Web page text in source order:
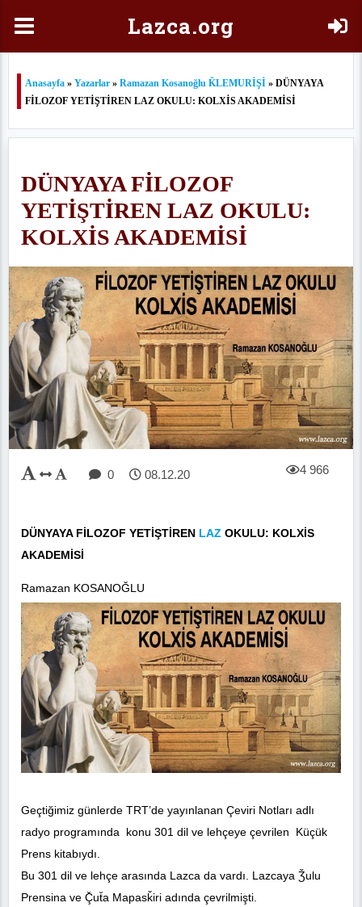
Lazca.org
Anasayfa » Yazarlar » Ramazan Kosanoğlu ǨLEMURİŞİ » DÜNYAYA
FİLOZOF YETİŞTİREN LAZ OKULU: KOLXİS AKADEMİSİ
DÜNYAYA FİLOZOF
YETİŞTİREN LAZ OKULU:
KOLXİS AKADEMİSİ
0 08.12.20 4 966
DÜNYAYA FİLOZOF YETİŞTİREN LAZ OKULU: KOLXİS
AKADEMİSİ
Ramazan KOSANOĞLU
Geçtiğimiz günlerde TRT’de yayınlanan Çeviri Notları adlı
radyo programında konu 301 dil ve lehçeye çevrilen Küçük
Prens kitabıydı.
Bu 301 dil ve lehçe arasında Lazca da vardı. Lazcaya Ǯulu
Prensina ve Ç̌ut̆a Mapasǩiri adında çevrilmişti.